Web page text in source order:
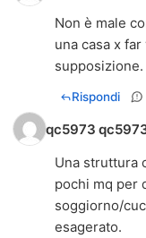
Non è male
una casa x
supposizione.
Rispondi
qc5973
Una struttura
pochi mq per
soggiorno/
esagerato.